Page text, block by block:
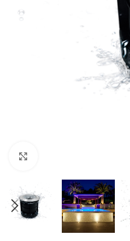
Fuente de Poder SMART